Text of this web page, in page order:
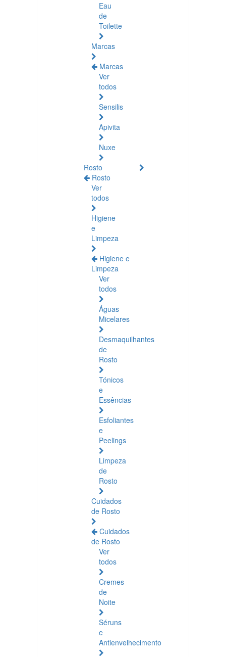
Eau
de
Toilette
Marcas
Marcas
Ver
todos
Sensilis
Apivita
Nuxe
Rosto
Rosto
Ver
todos
Higiene
e
Limpeza
Higiene e
Limpeza
Ver
todos
Águas
Micelares
Desmaquilhantes
de
Rosto
Tónicos
e
Essências
Esfoliantes
e
Peelings
Limpeza
de
Rosto
Cuidados
de Rosto
Cuidados
de Rosto
Ver
todos
Cremes
de
Noite
Séruns
e
Antienvelhecimento